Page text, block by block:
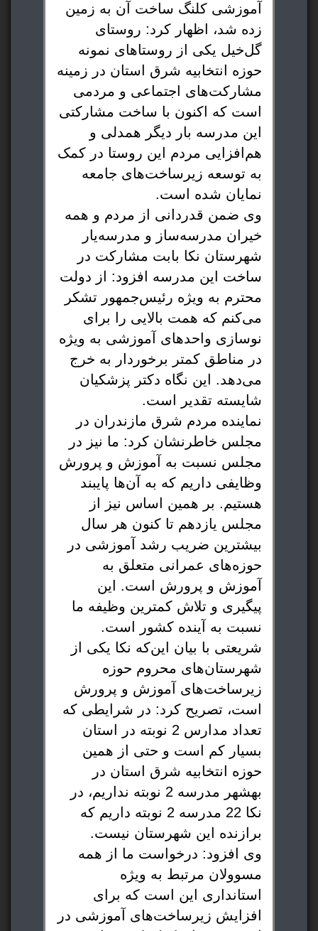
آموزشی کلنگ ساخت آن به زمین
زده شد، اظهار کرد: روستای
گل‌خیل یکی از روستاهای نمونه
حوزه انتخابیه شرق استان در زمینه
مشارکت‌های اجتماعی و مردمی
است که اکنون با ساخت مشارکتی
این مدرسه بار دیگر همدلی و
هم‌افزایی مردم این روستا در کمک
به توسعه زیرساخت‌های جامعه
نمایان شده است.
وی ضمن قدردانی از مردم و همه
خیران مدرسه‌ساز و مدرسه‌یار
شهرستان نکا بابت مشارکت در
ساخت این مدرسه افزود: از دولت
محترم به ویژه رئیس‌جمهور تشکر
می‌کنم که همت بالایی را برای
نوسازی واحدهای آموزشی به ویژه
در مناطق کمتر برخوردار به خرج
می‌دهد. این نگاه دکتر پزشکیان
شایسته تقدیر است.
نماینده مردم شرق مازندران در
مجلس خاطرنشان کرد: ما نیز در
مجلس نسبت به آموزش و پرورش
وظایفی داریم که به آن‌ها پایبند
هستیم. بر همین اساس نیز از
مجلس یازدهم تا کنون هر سال
بیشترین ضریب رشد آموزشی در
حوزه‌های عمرانی متعلق به
آموزش و پرورش است. این
پیگیری و تلاش کمترین وظیفه ما
نسبت به آینده کشور است.
شریعتی با بیان این‌که نکا یکی از
شهرستان‌های محروم حوزه
زیرساخت‌های آموزش و پرورش
است، تصریح کرد: در شرایطی که
تعداد مدارس 2 نوبته در استان
بسیار کم است و حتی از همین
حوزه انتخابیه شرق استان در
بهشهر مدرسه 2 نوبته نداریم، در
نکا 22 مدرسه 2 نوبته داریم که
برازنده این شهرستان نیست.
وی افزود: درخواست ما از همه
مسوولان مرتبط به ویژه
استانداری این است که برای
افزایش زیرساخت‌های آموزشی در